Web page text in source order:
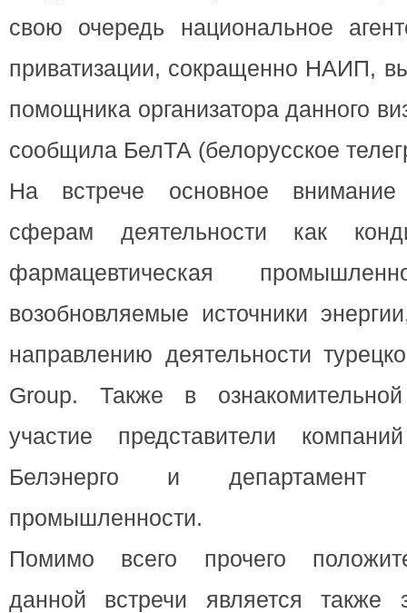
свою очередь национальное
приватизации, сокращенно НАИП,
помощника организатора данного
сообщила БелТА (белорусское
На встрече основное
сферам деятельности как
фармацевтическая
возобновляемые источники
направлению деятельности
Group. Также в
участие представители
Белэнерго и департамент
промышленности.
Помимо всего прочего
данной встречи является также